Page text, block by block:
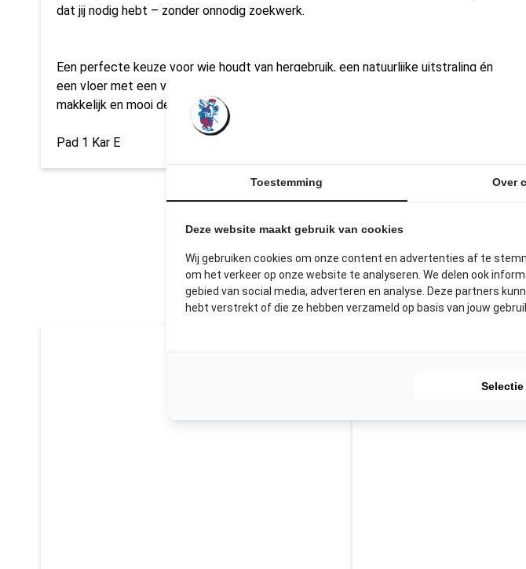
dat jij nodig hebt – zonder onnodig zoekwerk.
Een perfecte keuze voor wie houdt van hergebruik, een natuurlijke uitstraling én
een vloer met een verhaal. Kom langs, loop even naar Pad 1, en ontdek zelf hoe
makkelijk en mooi deze grenen vloer jouw project compleet maakt.
Pad 1 Kar E
Toestemming Over
Deze website maakt gebruik van cookies
Wij gebruiken cookies om onze content en advertenties af te
om het verkeer op onze website te analyseren. We delen ook
gebied van social media, adverteren en analyse. Deze partners
hebt verstrekt of die ze hebben verzameld op basis van jouw